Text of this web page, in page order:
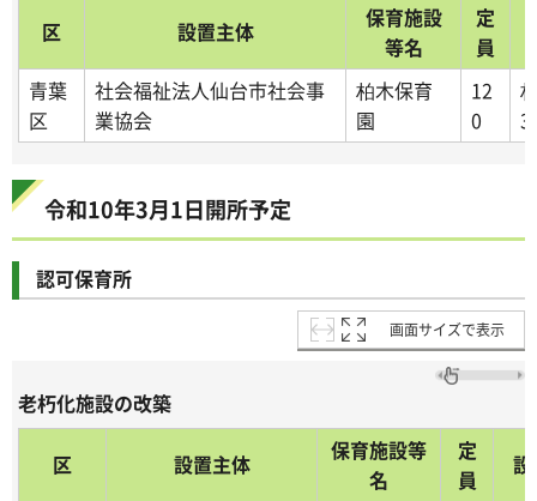
区 設置主体
保育施設
等名
定
員
青葉
区
社会福祉法人仙台市社会事
業協会
柏木保育
園
12
0
令和10年3月1日開所予定
認可保育所
画面サイズで表示
老朽化施設の改築
区 設置主体
保育施設等
名
定
員